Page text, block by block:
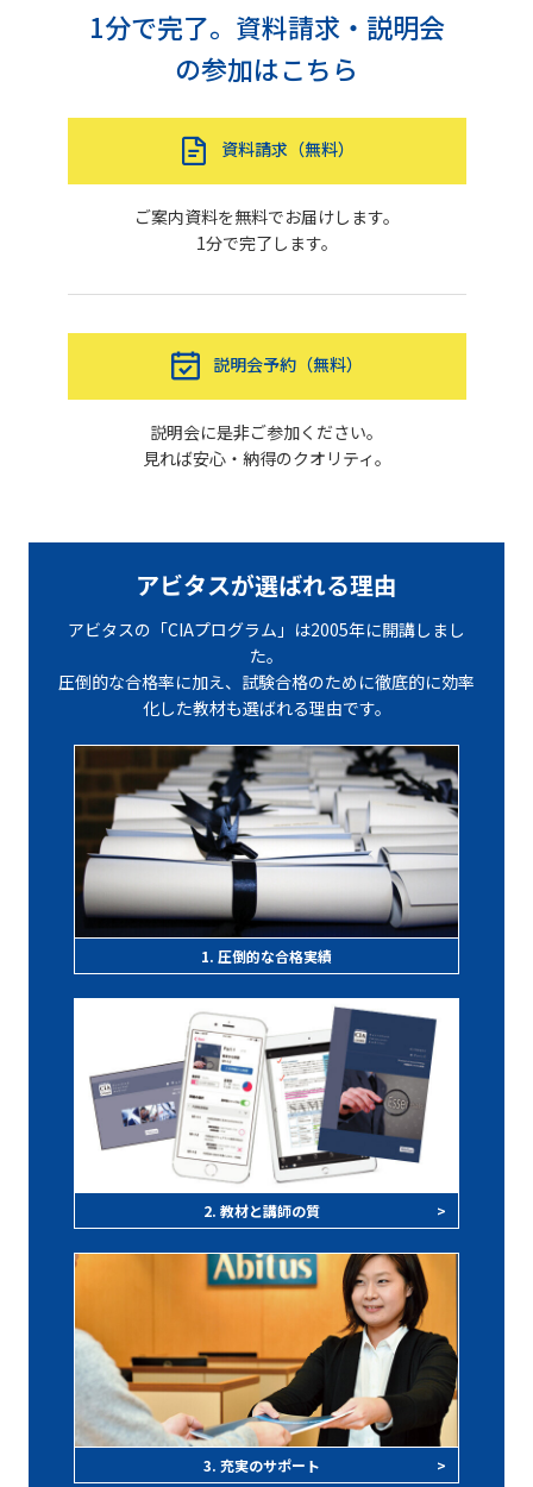
1分で完了。資料請求・説明会
の参加はこちら
資料請求（無料）
ご案内資料を無料でお届けします。
1分で完了します。
説明会予約（無料）
説明会に是非ご参加ください。
見れば安心・納得のクオリティ。
アビタスが選ばれる理由
アビタスの「CIAプログラム」は2005年に開講しまし
た。
圧倒的な合格率に加え、試験合格のために徹底的に効率
化した教材も選ばれる理由です。
1. 圧倒的な合格実績
2. 教材と講師の質 >
3. 充実のサポート >